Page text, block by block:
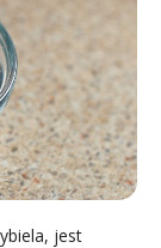
jest